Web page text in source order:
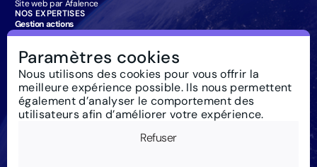
Site web par Afalence
NOS EXPERTISES
Gestion actions
Gestion obligataire
Particuliers : souscription
IRIVEST IM
À propos
Investissement responsable
Actualités
Règlementation
Nous contacter
Paramètres cookies
Nous utilisons des cookies pour vous offrir la
meilleure expérience possible. Ils nous permettent
également d’analyser le comportement des
utilisateurs afin d’améliorer votre expérience.
Refuser